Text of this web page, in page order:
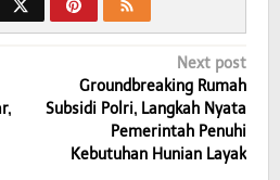
Next post
Groundbreaking Rumah
Subsidi Polri, Langkah Nyata
Pemerintah Penuhi
Kebutuhan Hunian Layak